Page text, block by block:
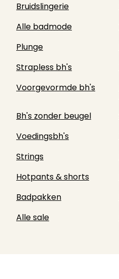
Bruidslingerie
Alle badmode
Plunge
Strapless bh's
Voorgevormde bh's
Bh's zonder beugel
Voedingsbh's
Strings
Hotpants & shorts
Badpakken
Alle sale